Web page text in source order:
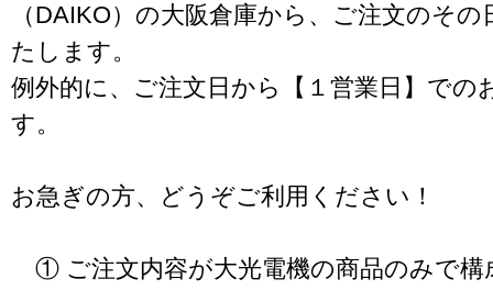
（DAIKO）の大阪倉庫から、ご注文のそ
たします。
例外的に、ご注文日から【１営業日】での
す。
お急ぎの方、どうぞご利用ください！
① ご注文内容が大光電機の商品のみで構